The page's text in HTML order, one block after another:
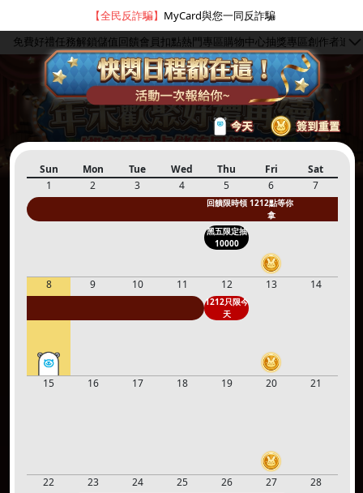
【全民反詐騙】 MyCard與您一同反詐騙
限量50點
hot
5~3000點
hot
免費好禮任務解鎖儲值回饋會員扣點熱門專區購物中心抽獎專區 創作者追
Sun Mon Tue Wed Thu Fri
Sat
1
2 3 4 5
回饋限時領
黑五限定抽
10000
6
1212點等你
拿
7
8 9 10 11 12
1212只限今
天
13 14
15 16 17 18 19 20 21
22 23 24 25 26 27 28